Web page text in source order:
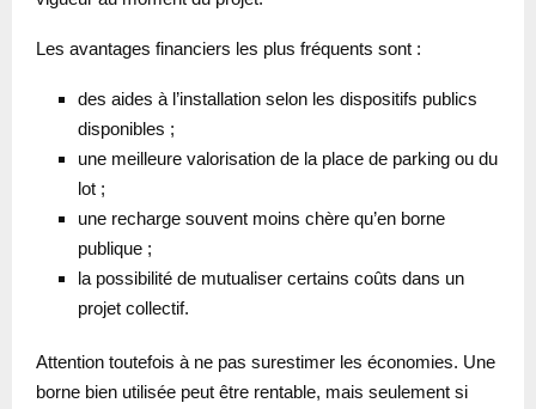
Les avantages financiers les plus fréquents sont :
des aides à l’installation selon les dispositifs publics
disponibles ;
une meilleure valorisation de la place de parking ou du
lot ;
une recharge souvent moins chère qu’en borne
publique ;
la possibilité de mutualiser certains coûts dans un
projet collectif.
Attention toutefois à ne pas surestimer les économies. Une
borne bien utilisée peut être rentable, mais seulement si